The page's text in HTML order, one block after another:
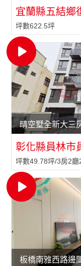
宜蘭縣五結鄉
坪數622.5坪
晴空墅全新大三
彰化縣員林市
坪數49.78坪/3房2
板橋南雅西路邊